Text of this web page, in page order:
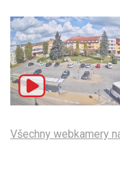
Všechny webkamery